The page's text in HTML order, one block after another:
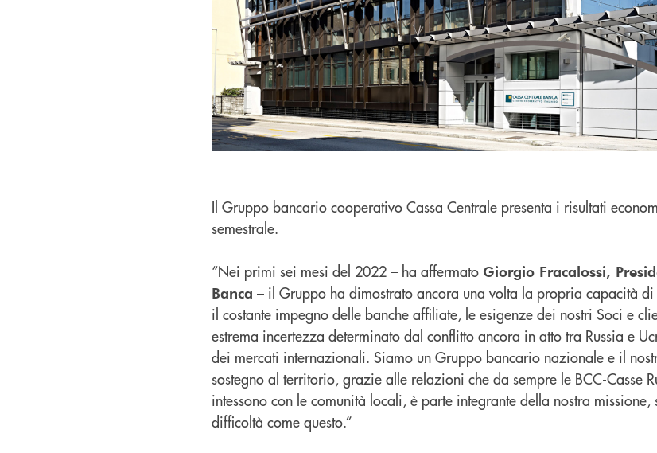
Il Gruppo bancario cooperativo Cassa Centrale presenta i risultati
semestrale.
“Nei primi sei mesi del 2022 – ha affermato Giorgio Fracalossi,
Banca – il Gruppo ha dimostrato ancora una volta la propria capacità
il costante impegno delle banche affiliate, le esigenze dei nostri Soci e
estrema incertezza determinato dal conflitto ancora in atto tra Russia e
dei mercati internazionali. Siamo un Gruppo bancario nazionale e il
sostegno al territorio, grazie alle relazioni che da sempre le BCC-Casse
intessono con le comunità locali, è parte integrante della nostra
difficoltà come questo.”